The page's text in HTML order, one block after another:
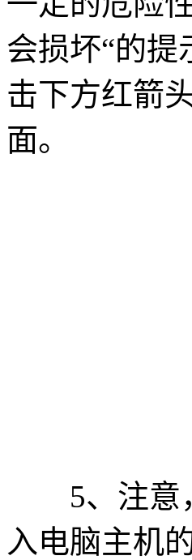
会损坏“的
击下方红箭
面。
5、注意，
入电脑主机